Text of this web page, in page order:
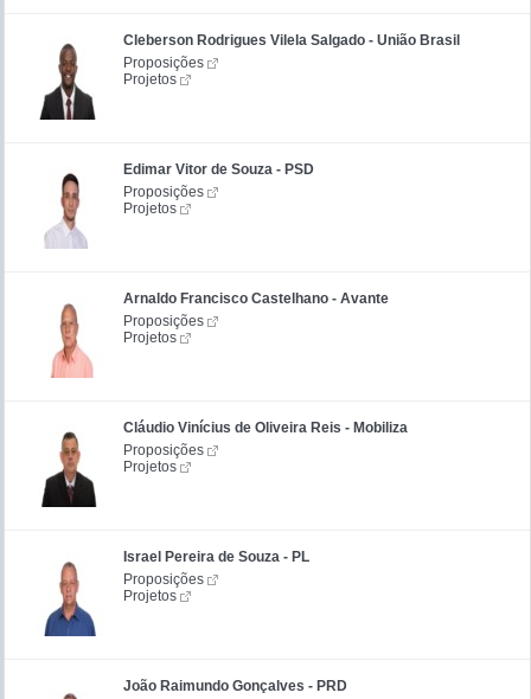
Cleberson Rodrigues Vilela Salgado - União Brasil
Proposições
Projetos
Edimar Vitor de Souza - PSD
Proposições
Projetos
Arnaldo Francisco Castelhano - Avante
Proposições
Projetos
Cláudio Vinícius de Oliveira Reis - Mobiliza
Proposições
Projetos
Israel Pereira de Souza - PL
Proposições
Projetos
João Raimundo Gonçalves - PRD